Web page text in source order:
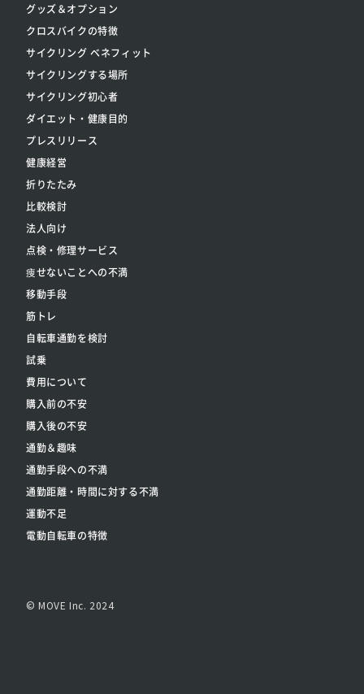
グッズ＆オプション
クロスバイクの特徴
サイクリング ベネフィット
サイクリングする場所
サイクリング初心者
ダイエット・健康目的
プレスリリース
健康経営
折りたたみ
比較検討
法人向け
点検・修理サービス
痩せないことへの不満
移動手段
筋トレ
自転車通勤を検討
試乗
費用について
購入前の不安
購入後の不安
通勤＆趣味
通勤手段への不満
通勤距離・時間に対する不満
運動不足
電動自転車の特徴
© MOVE Inc. 2024